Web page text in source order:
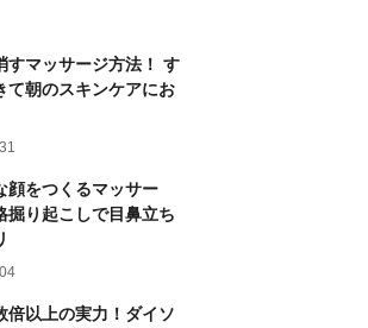
すマッサージ方法！ す
て朝のスキンケアにお
顔をつくるマッサー
掘り起こしで目鼻立ち
倍以上の実力！ダイソ